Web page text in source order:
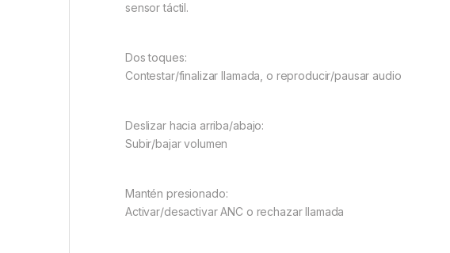
sensor táctil.
Dos toques:
Contestar/finalizar llamada, o reproducir/pausar audio
Deslizar hacia arriba/abajo:
Subir/bajar volumen
Mantén presionado:
Activar/desactivar ANC o rechazar llamada